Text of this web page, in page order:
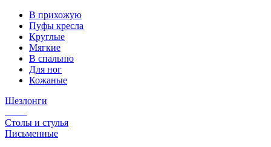
В прихожую
Пуфы кресла
Круглые
Мягкие
В спальню
Для ног
Кожаные
Шезлонги
Столы и стулья
Письменные